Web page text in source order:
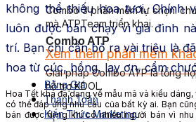
Combo 3 phần mềm tự chọn:
mà ATPTeam triển khai.
Xem thêm phần mềm
Xem thêm phần mềm
Bảng Giá
Thanh Toán
Kiến Thức Marketing
Combo ATP
Giải pháp Combo ATP là tổng
hỗ trợ KDOL.
không thể thiếu hoa tươi. Chính
luôn được bán chạy vì gia đình
trí. Bạn chỉ cần bỏ ra vài triệu là
hoa từ cúc, hồng, lay ơn, cẩm
Hoa Tết khá đa dạng về mẫu mã và kiểu
có thể đáp ứng nhu cầu của bất kỳ ai. Bạn
bán được hàng khi có nhiều người bán vì